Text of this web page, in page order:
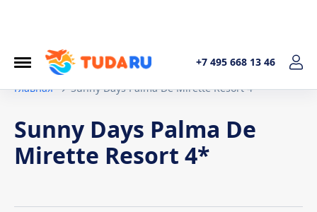
+7 495 668 13 46
Главная
Sunny Days Palma De Mirette Resort 4*
Sunny Days Palma De
Mirette Resort 4*